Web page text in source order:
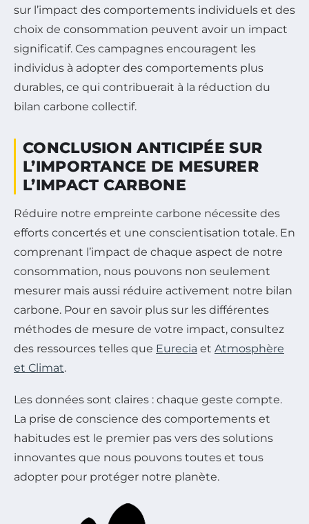
sur l’impact des comportements individuels et des
choix de consommation peuvent avoir un impact
significatif. Ces campagnes encouragent les
individus à adopter des comportements plus
durables, ce qui contribuerait à la réduction du
bilan carbone collectif.
CONCLUSION ANTICIPÉE SUR
L’IMPORTANCE DE MESURER
L’IMPACT CARBONE
Réduire notre empreinte carbone nécessite des
efforts concertés et une conscientisation totale. En
comprenant l’impact de chaque aspect de notre
consommation, nous pouvons non seulement
mesurer mais aussi réduire activement notre bilan
carbone. Pour en savoir plus sur les différentes
méthodes de mesure de votre impact, consultez
des ressources telles que Eurecia et Atmosphère
et Climat.
Les données sont claires : chaque geste compte.
La prise de conscience des comportements et
habitudes est le premier pas vers des solutions
innovantes que nous pouvons toutes et tous
adopter pour protéger notre planète.